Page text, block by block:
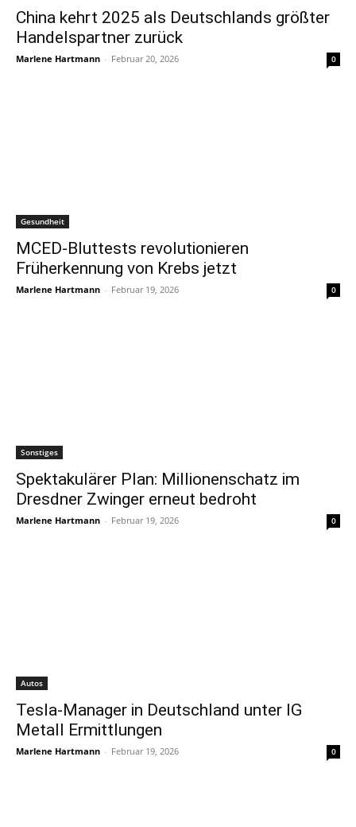
China kehrt 2025 als Deutschlands größter
Handelspartner zurück
Marlene Hartmann - Februar 20, 2026 0
Gesundheit
MCED-Bluttests revolutionieren
Früherkennung von Krebs jetzt
Marlene Hartmann - Februar 19, 2026 0
Sonstiges
Spektakulärer Plan: Millionenschatz im
Dresdner Zwinger erneut bedroht
Marlene Hartmann - Februar 19, 2026 0
Autos
Tesla-Manager in Deutschland unter IG
Metall Ermittlungen
Marlene Hartmann - Februar 19, 2026 0